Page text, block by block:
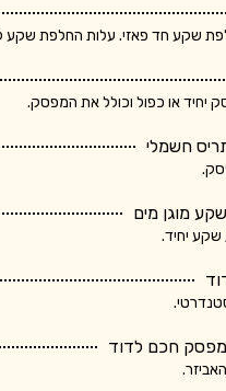
שקע חד פאזי. עלות החלפת שקע לתל
יחיד או כפול וכולל את המפסק.
חשמלי
מוגן מים
יחיד.
חכם לדוד